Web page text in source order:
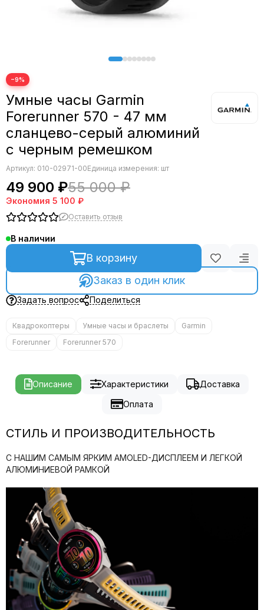
Venu Sq
Аксессуары
−9%
Умные часы Garmin
Forerunner 570 - 47 мм
сланцево-серый алюминий
с черным ремешком
Артикул: 010-02971-00Единица измерения: шт
49 900 ₽55 000 ₽
Экономия 5 100 ₽
Оставить отзыв
В наличии
В корзину
Заказ в один клик
Задать вопрос Поделиться
Квадрокоптеры Умные часы и браслеты
Garmin
Forerunner
Forerunner 570
Описание Характеристики
Доставка
Оплата
СТИЛЬ И ПРОИЗВОДИТЕЛЬНОСТЬ
С НАШИМ САМЫМ ЯРКИМ AMOLED-ДИСПЛЕЕМ И ЛЕГКОЙ
АЛЮМИНИЕВОЙ РАМКОЙ